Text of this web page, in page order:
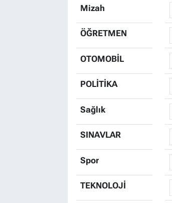
Mizah
ÖĞRETMEN
OTOMOBİL
POLİTİKA
Sağlık
SINAVLAR
Spor
TEKNOLOJİ